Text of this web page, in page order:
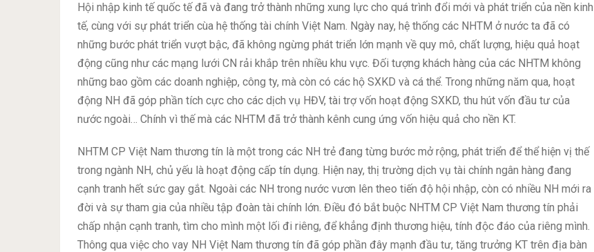
Hội nhập kinh tế quốc tế đã và đang trở thành những xung lực cho quá trình đổi mới và phát triển của nền kinh
tế, cùng với sự phát triển cùa hệ thống tài chính Việt Nam. Ngày nay, hệ thống các NHTM ở nước ta đã có
những bước phát triển vượt bậc, đã không ngừng phát triển lớn mạnh về quy mô, chất lượng, hiệu quả hoạt
động cũng như các mạng lưới CN rải khắp trên nhiều khu vực. Đối tượng khách hàng của các NHTM không
những bao gồm các doanh nghiệp, công ty, mà còn có các hộ SXKD và cá thể. Trong những năm qua, hoạt
động NH đã góp phần tích cực cho các dịch vụ HĐV, tài trợ vốn hoạt động SXKD, thu hút vốn đầu tư của
nước ngoài… Chính vì thế mà các NHTM đã trở thành kênh cung ứng vốn hiệu quả cho nền KT.
NHTM CP Việt Nam thương tín là một trong các NH trẻ đang từng bước mở rộng, phát triển để thể hiện vị thế
trong ngành NH, chủ yếu là hoạt động cấp tín dụng. Hiện nay, thị trường dịch vụ tài chính ngân hàng đang
cạnh tranh hết sức gay gắt. Ngoài các NH trong nước vươn lên theo tiến độ hội nhập, còn có nhiều NH mới ra
đời và sự tham gia của nhiều tập đoàn tài chính lớn. Điều đó bắt buộc NHTM CP Việt Nam thương tín phải
chấp nhận cạnh tranh, tìm cho mình một lối đi riêng, để khẳng định thương hiệu, tính độc đáo của riêng mình.
Thông qua việc cho vay NH Việt Nam thương tín đã góp phần đây mạnh đầu tư, tăng trưởng KT trên địa bàn